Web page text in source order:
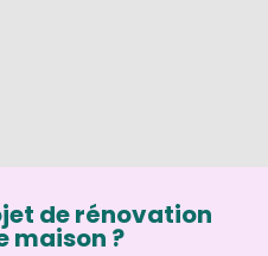
de rénovation
maison ?